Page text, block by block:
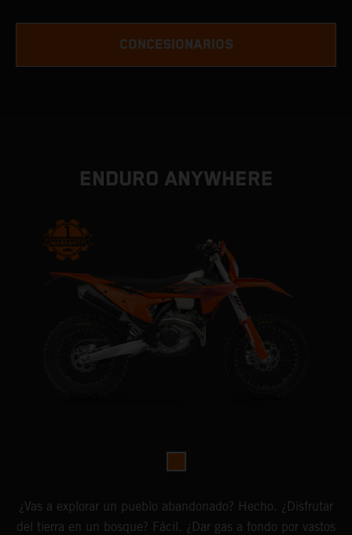
CONCESIONARIOS
ENDURO ANYWHERE
¿Vas a explorar un pueblo abandonado? Hecho. ¿Disfrutar
del tierra en un bosque? Fácil. ¿Dar gas a fondo por vastos